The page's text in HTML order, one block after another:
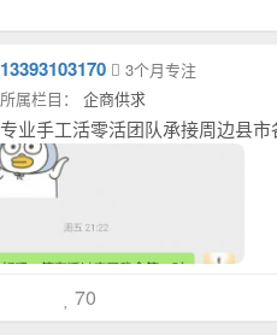
13393103170
3个月专注
所属栏目： 企商供求
70